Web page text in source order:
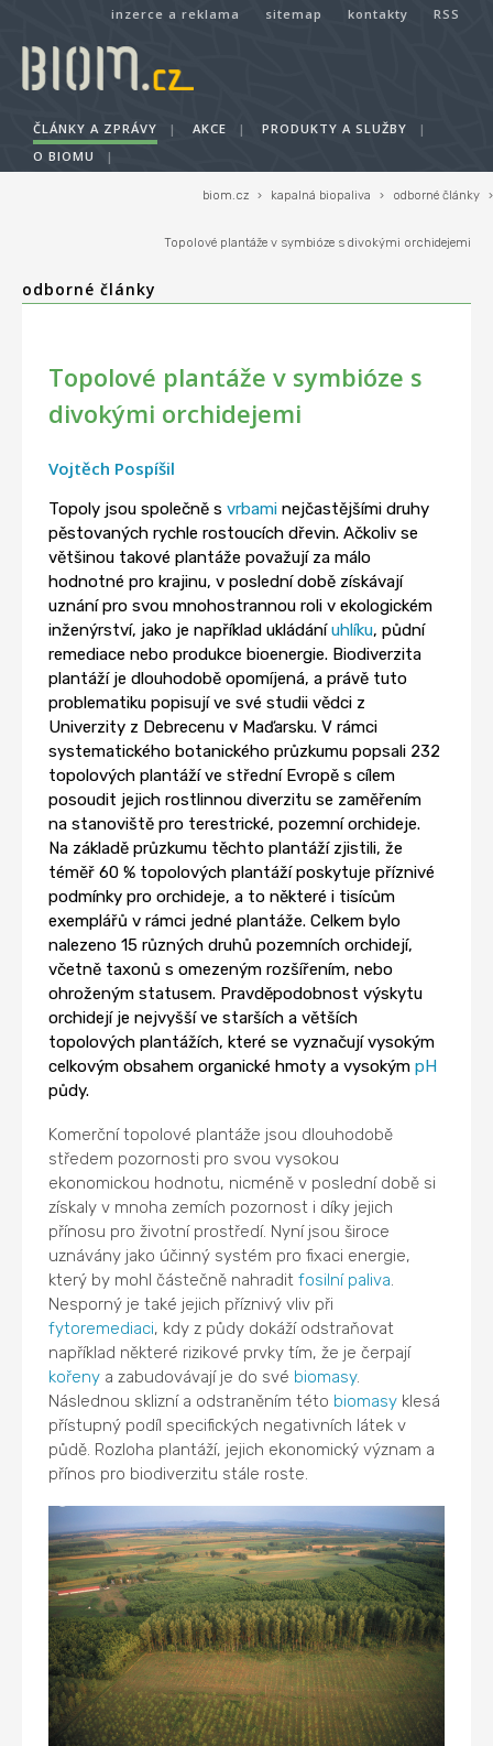
inzerce a reklama sitemap kontakty RSS
ČLÁNKY A ZPRÁVY | AKCE | PRODUKTY A SLUŽBY
|
O BIOMU
|
biom.cz › kapalná biopaliva › odborné články ›
Topolové plantáže v symbióze s divokými orchidejemi
odborné články
Topolové plantáže v symbióze s
divokými orchidejemi
Vojtěch Pospíšil
Topoly jsou společně svrbami nejčastějšími druhy
pěstovaných rychle rostoucích dřevin. Ačkoliv se
většinou takové plantáže považují za málo
hodnotné pro krajinu, v poslední době získávají
uznání pro svou mnohostrannou roli v ekologickém
inženýrství, jako je například ukládáníuhlíku, půdní
remediace nebo produkce bioenergie. Biodiverzita
plantáží je dlouhodobě opomíjená, a právě tuto
problematiku popisují ve své studii vědci z
Univerzity z Debrecenu v Maďarsku. V rámci
systematického botanického průzkumu popsali 232
topolových plantáží ve střední Evropě s cílem
posoudit jejich rostlinnou diverzitu se zaměřením
na stanoviště pro terestrické, pozemní orchideje.
Na základě průzkumu těchto plantáží zjistili, že
téměř 60 % topolových plantáží poskytuje příznivé
podmínky pro orchideje, a to některé i tisícům
exemplářů v rámci jedné plantáže. Celkem bylo
nalezeno 15 různých druhů pozemních orchidejí,
včetně taxonů s omezeným rozšířením, nebo
ohroženým statusem. Pravděpodobnost výskytu
orchidejí je nejvyšší ve starších a větších
topolových plantážích, které se vyznačují vysokým
celkovým obsahem organické hmoty a vysokýmpH
půdy.
Komerční topolové plantáže jsou dlouhodobě
středem pozornosti pro svou vysokou
ekonomickou hodnotu, nicméně v poslední době si
získaly v mnoha zemích pozornost i díky jejich
přínosu pro životní prostředí. Nyní jsou široce
uznávány jako účinný systém pro fixaci energie,
který by mohl částečně nahraditfosilní paliva.
Nesporný je také jejich příznivý vliv při
fytoremediaci, kdy z půdy dokáží odstraňovat
například některé rizikové prvky tím, že je čerpají
kořeny a zabudovávají je do své biomasy.
Následnou sklizní a odstraněním této biomasy klesá
přístupný podíl specifických negativních látek v
půdě. Rozloha plantáží, jejich ekonomický význam a
přínos pro biodiverzitu stále roste.